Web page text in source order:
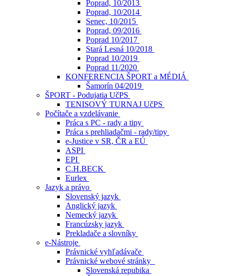
Poprad, 10/2013
Poprad, 10/2014
Senec, 10/2015
Poprad, 09/2016
Poprad 10/2017
Stará Lesná 10/2018
Poprad 10/2019
Poprad 11/2020
KONFERENCIA ŠPORT a MÉDIÁ
Šamorín 04/2019
ŠPORT - Podujatia UčPS
TENISOVÝ TURNAJ UčPS
Počítače a vzdelávanie
Práca s PC - rady a tipy
Práca s prehliadačmi - rady/tipy
e-Justice v SR, ČR a EÚ
ASPI
EPI
C.H.BECK
Eurlex
Jazyk a právo
Slovenský jazyk
Anglický jazyk
Nemecký jazyk
Francúzsky jazyk
Prekladače a slovníky
e-Nástroje
Právnické vyhľadávače
Právnické webové stránky
Slovenská repubika